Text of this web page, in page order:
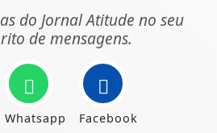
do Jornal Atitude no seu
de mensagens.
Whatsapp Facebook